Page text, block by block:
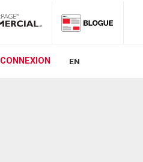
CONNEXION EN